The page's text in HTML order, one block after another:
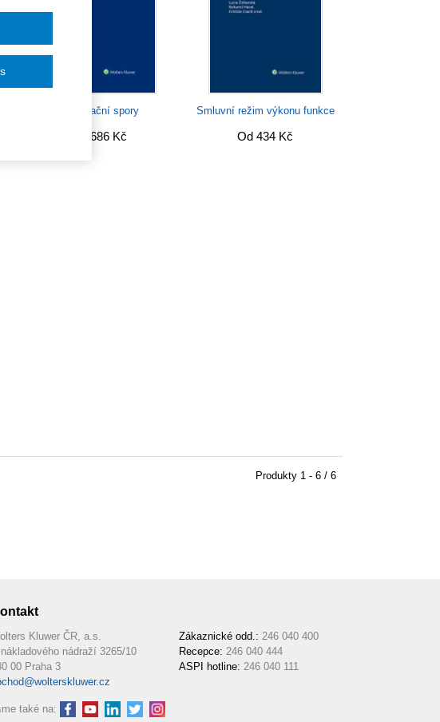
Korporační spory
Od 686 Kč
Smluvní režim výkonu funkce
Od 434 Kč
Produkty 1 - 6 / 6
Kluwer ČR, a.s.
nádraží 3265/10
00 Praha 3
Zákaznické odd.: 246 040 400
Recepce: 246 040 444
ASPI hotline: 246 040 111
také na: